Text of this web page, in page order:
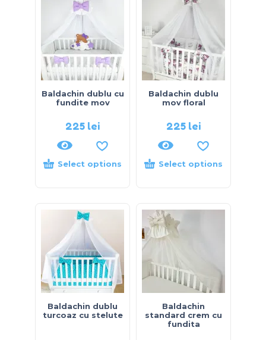
Baldachin dublu cu
fundite mov
225 lei
Select options
Baldachin dublu
mov floral
225 lei
Select options
Baldachin dublu
turcoaz cu stelute
Baldachin
standard crem cu
fundita